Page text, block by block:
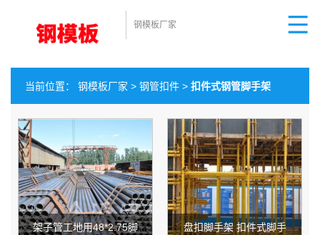
钢模板厂家
当前位置： 钢模板厂家 > 钢管扣件 > 扣件式钢管脚手架
架子管工地用48*2.75脚 盘扣脚手架 扣件式脚手